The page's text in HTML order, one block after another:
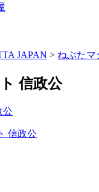
JAPAN > ねぶたマ
信政公